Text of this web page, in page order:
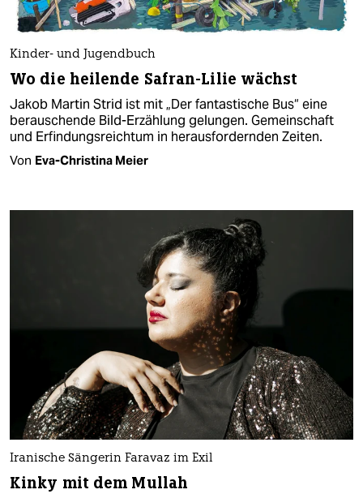
Kinder- und Jugendbuch
Wo die heilende Safran-Lilie wächst
Jakob Martin Strid ist mit „Der fantastische Bus“ eine
berauschende Bild-Erzählung gelungen. Gemeinschaft
und Erfindungsreichtum in herausfordernden Zeiten.
Von Eva-Christina Meier
Iranische Sängerin Faravaz im Exil
Kinky mit dem Mullah